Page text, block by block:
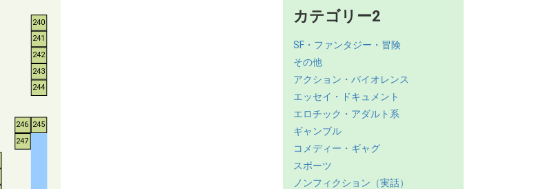
240
241
242
243
244
245
246
247
カテゴリー2
SF・ファンタジー・冒険
その他
アクション・バイオレンス
エッセイ・ドキュメント
エロチック・アダルト系
ギャンブル
コメディー・ギャグ
スポーツ
ノンフィクション（実話）